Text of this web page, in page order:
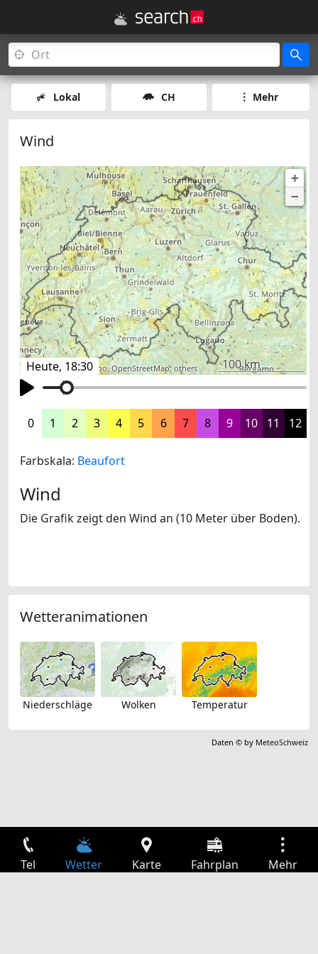
Lokal CH Mehr
Wind
Heute, 18:30
+
−
©search.ch , swisstopo,OpenStreetMap,others 100 km
0 1 2 3 4 5 6 7 8 9 10 11 12
Farbskala: Beaufort
Wind
Die Grafik zeigt den Wind an (10 Meter über Boden).
Wetteranimationen
Niederschläge Wolken Temperatur
Daten © by MeteoSchweiz
Tel Wetter Karte Fahrplan Mehr